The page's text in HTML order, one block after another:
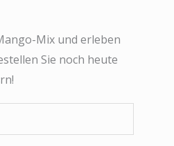
Mix und erleben
Sie noch heute